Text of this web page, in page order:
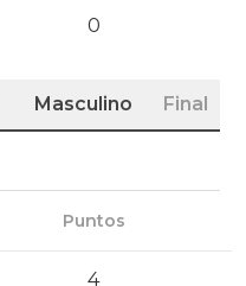
0
Masculino Final
Puntos
4